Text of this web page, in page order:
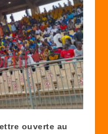
ouverte au